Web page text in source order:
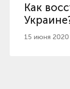
Как
действий
15 июня 2020